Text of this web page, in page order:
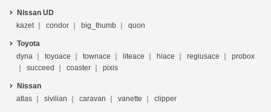
Nissan UD
kazet
condor big_thumb quon
Toyota
dyna
toyoace townace liteace hiace regiusace
probox
succeed
coaster pixis
Nissan
atlas
sivilian caravan vanette clipper